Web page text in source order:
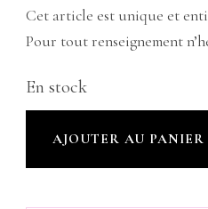
Cet article est unique et
Pour tout renseignement
En stock
AJOUTER AU PANIER